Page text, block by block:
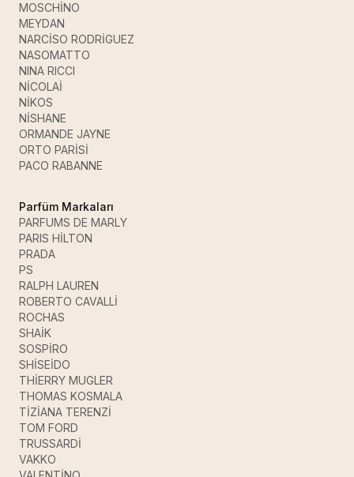
MOSCHİNO
MEYDAN
NARCİSO RODRİGUEZ
NASOMATTO
NINA RICCI
NİCOLAİ
NİKOS
NİSHANE
ORMANDE JAYNE
ORTO PARİSİ
PACO RABANNE
Parfüm Markaları
PARFUMS DE MARLY
PARIS HİLTON
PRADA
PS
RALPH LAUREN
ROBERTO CAVALLİ
ROCHAS
SHAİK
SOSPİRO
SHİSEİDO
THİERRY MUGLER
THOMAS KOSMALA
TİZİANA TERENZİ
TOM FORD
TRUSSARDİ
VAKKO